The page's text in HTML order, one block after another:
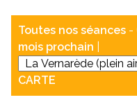
Toutes nos séances -
mois prochain
CARTE